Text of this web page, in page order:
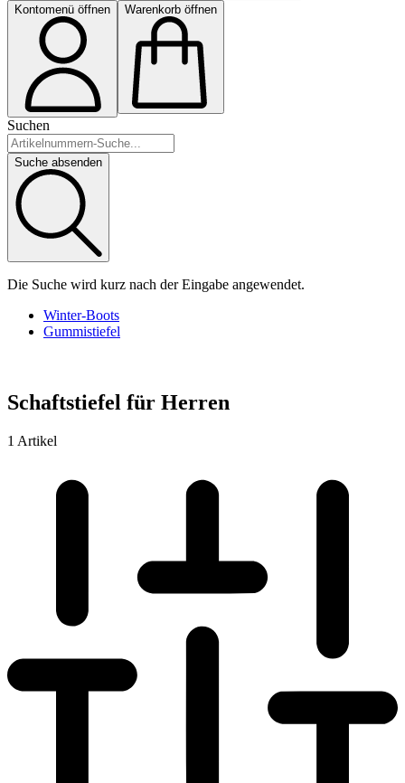
Kontomenü öffnen Warenkorb öffnen
Suchen
Suche absenden
Die Suche wird kurz nach der Eingabe angewendet.
Winter-Boots
Gummistiefel
Schaftstiefel für Herren
1 Artikel